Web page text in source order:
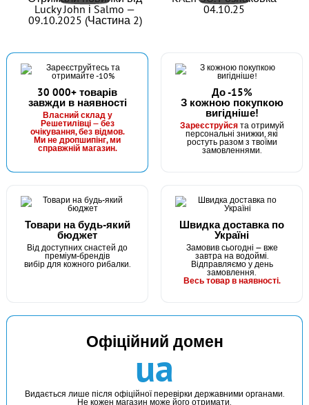
#KF11191
В наявності
Маг: 8 шт Базар: 1 шт
61 грн 9 шт.
КУПИТИ
Годівниця оснащена кавун фарбований 30г
Lucky John і Salmo —
09.10.2025 (Частина 2)
04.10.25
30 000+ товарів
завжди в наявності
Власний склад у
Решетилівці — без
очікування, без відмов.
Ми не дропшипінг, ми
справжній магазин.
До -15%
З кожною покупкою
вигідніше!
Зареєструйсята отримуй
персональні знижки, які
ростуть разом з твоїми
замовленнями.
Товари на будь-який
бюджет
Від доступних снастей до
преміум-брендів
вибір для кожного рибалки.
Швидка доставка по
Україні
Замовив сьогодні — вже
завтра на водоймі.
Відправляємо у день
замовлення.
Весь товар в наявності.
Офіційний домен
ua
Видається лише після офіційної перевірки державними органами.
Не кожен магазин може його отримати.